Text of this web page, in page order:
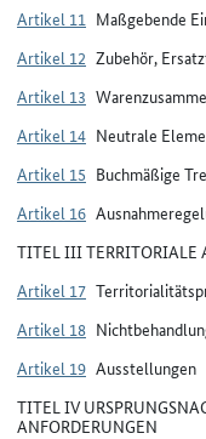
Artikel 11 Maßgebende
Artikel 12 Zubehör,
Artikel 13
Artikel 14 Neutrale
Artikel 15 Buchmäßige
Artikel 16
TITEL III TERRITORIALE
Artikel 17
Artikel 18
Artikel 19 Ausstellungen
TITEL IV
ANFORDERUNGEN